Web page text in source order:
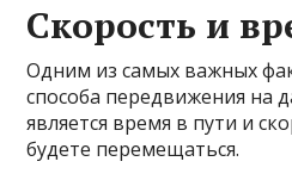
Скорость и
Одним из самых важных
способа передвижения на
является время в пути и
будете перемещаться.